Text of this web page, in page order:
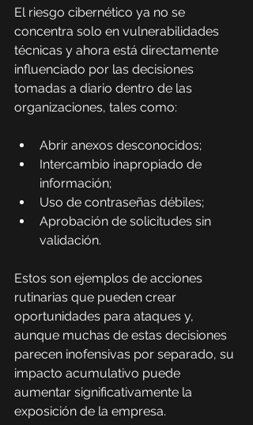
El riesgo cibernético ya no se
concentra solo en vulnerabilidades
técnicas y ahora está directamente
influenciado por las decisiones
tomadas a diario dentro de las
organizaciones, tales como:
Abrir anexos desconocidos;
Intercambio inapropiado de
información;
Uso de contraseñas débiles;
Aprobación de solicitudes sin
validación.
Estos son ejemplos de acciones
rutinarias que pueden crear
oportunidades para ataques y,
aunque muchas de estas decisiones
parecen inofensivas por separado, su
impacto acumulativo puede
aumentar significativamente la
exposición de la empresa.